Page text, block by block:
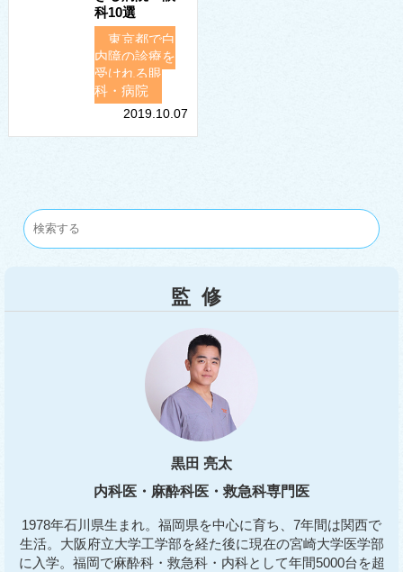
科10選
東京都で白
内障の診療を
受けれる眼
科・病院
2019.10.07
監修
黒田 亮太
内科医・麻酔科医・救急科専門医
1978年石川県生まれ。福岡県を中心に育ち、7年間は関西で
生活。大阪府立大学工学部を経た後に現在の宮崎大学医学部
に入学。福岡で麻酔科・救急科・内科として年間5000台を超